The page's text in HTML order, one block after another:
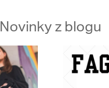
Novinky z blogu